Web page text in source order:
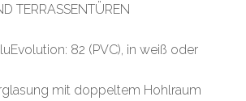
TERRASSENTÜREN
82 (PVC), in weiß oder
mit doppeltem Hohlraum